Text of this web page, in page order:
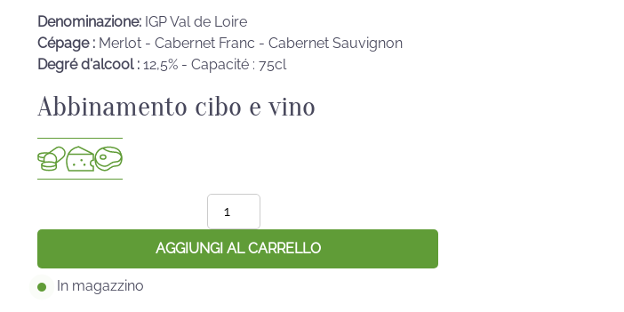
Denominazione: IGP Val de Loire
Cépage : Merlot - Cabernet Franc - Cabernet Sauvignon
Degré d'alcool : 12,5% - Capacité : 75cl
Abbinamento cibo e vino
di
Cuvée:
50
AGGIUNGI AL CARRELLO
In magazzino